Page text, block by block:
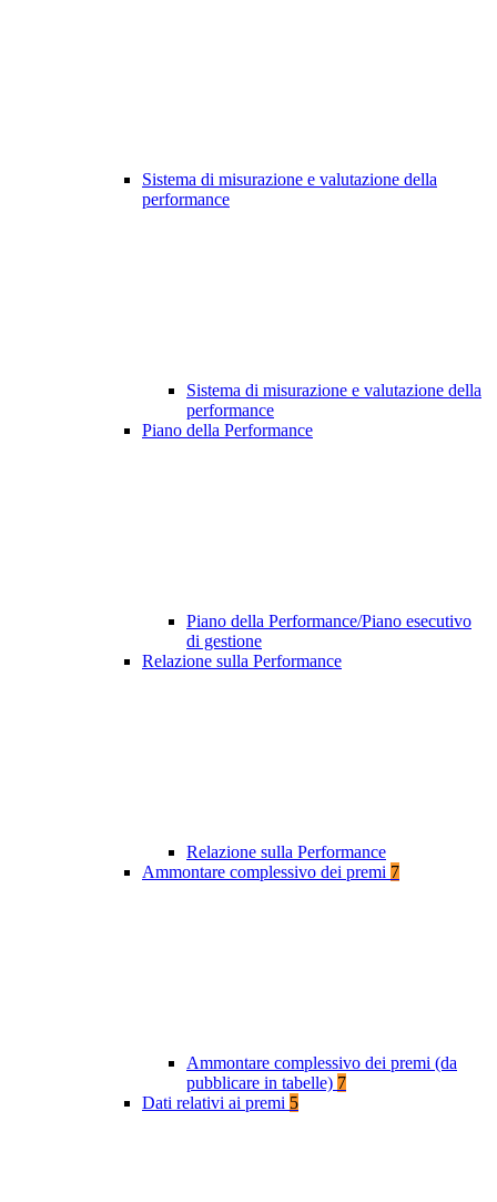
Sistema di misurazione e valutazione della
performance
Sistema di misurazione e valutazione della
performance
Piano della Performance
Piano della Performance/Piano esecutivo
di gestione
Relazione sulla Performance
Relazione sulla Performance
Ammontare complessivo dei premi 7
Ammontare complessivo dei premi (da
pubblicare in tabelle) 7
Dati relativi ai premi 5